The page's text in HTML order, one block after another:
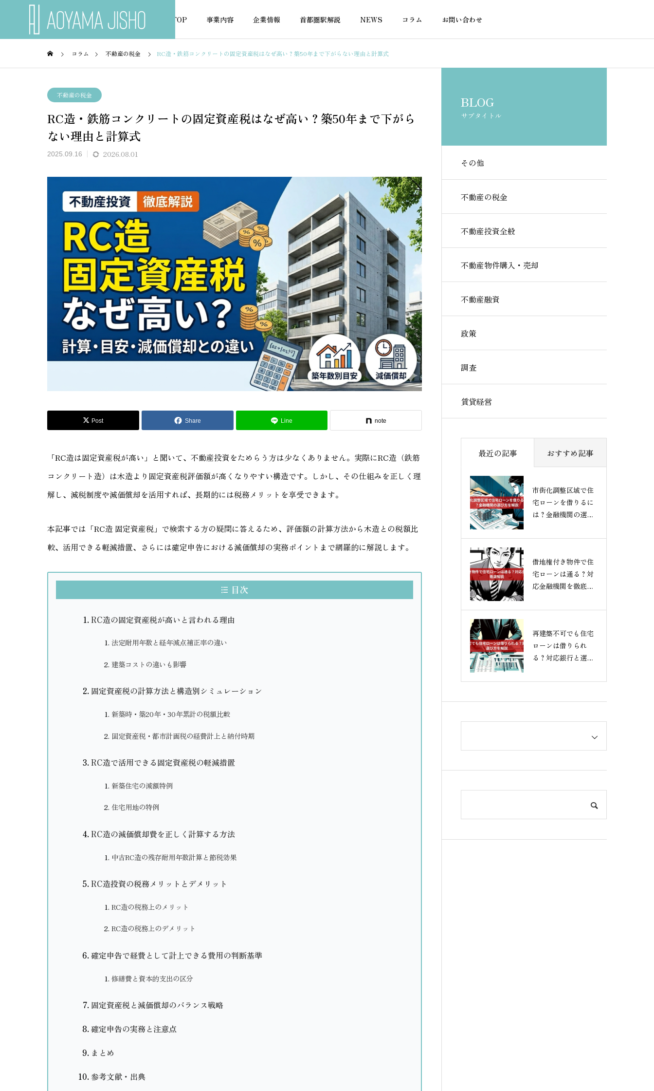
TOP 事業内容 企業情報 首都圏駅解説 NEWS コラム お問い合わせ
NEWS
お知らせ
市街化調整区域で住宅ローン
を借りるには？金融機関の選
び方を解説
借地権付き物件で住宅ローン
は通る？対応金融機関を徹底
解説
再建築不可でも住宅ローンは
借りられる？対応銀行と選び
方を解説
賃貸で盗聴器・隠しカメラを
不動産屋に断
コラム 不動産の税金 RC造・鉄筋コンクリートの固定資産税はなぜ高い？築50年まで下がらない理由と計算式
不動産の税金
RC造・鉄筋コンクリートの固定資産税はなぜ高い？築50年まで下がら
ない理由と計算式
2025.09.16 2026.08.01
Post Share Line note
「RC造は固定資産税が高い」と聞いて、不動産投資をためらう方は少なくありません。実際にRC造（鉄筋
コンクリート造）は木造より固定資産税評価額が高くなりやすい構造です。しかし、その仕組みを正しく理
解し、減税制度や減価償却を活用すれば、長期的には税務メリットを享受できます。
本記事では「RC造 固定資産税」で検索する方の疑問に答えるため、評価額の計算方法から木造との税額比
較、活用できる軽減措置、さらには確定申告における減価償却の実務ポイントまで網羅的に解説します。
目次
RC造の固定資産税が高いと言われる理由
法定耐用年数と経年減点補正率の違い
建築コストの違いも影響
固定資産税の計算方法と構造別シミュレーション
新築時・築20年・30年累計の税額比較
固定資産税・都市計画税の経費計上と納付時期
RC造で活用できる固定資産税の軽減措置
新築住宅の減額特例
住宅用地の特例
RC造の減価償却費を正しく計算する方法
中古RC造の残存耐用年数計算と節税効果
RC造投資の税務メリットとデメリット
RC造の税務上のメリット
RC造の税務上のデメリット
確定申告で経費として計上できる費用の判断基準
修繕費と資本的支出の区分
固定資産税と減価償却のバランス戦略
確定申告の実務と注意点
まとめ
参考文献・出典
BLOG
サブタイトル
その他
不動産の税金
不動産投資全般
不動産物件購入・売却
不動産融資
政策
調査
賃貸経営
最近の記事 おすすめ記事
市街化調整区域で住
宅ローンを借りるに
は？金融機関の選び
借地権付き物件で住
宅ローンは通る？対
応金融機関を徹底解
再建築不可でも住宅
ローンは借りられ
る？対応銀行と選び